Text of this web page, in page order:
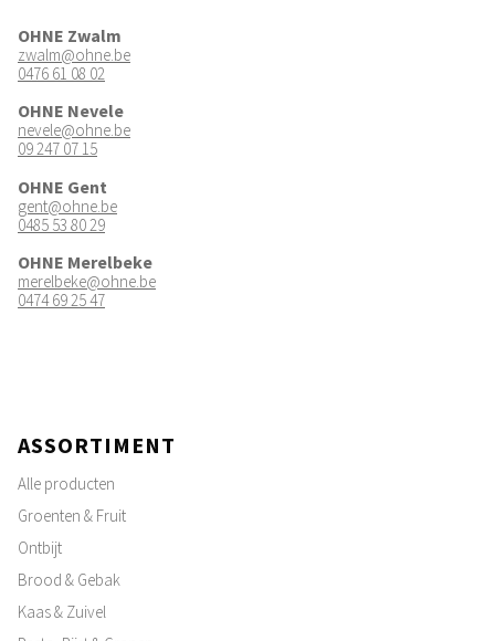
OHNE Zwalm
zwalm@ohne.be
0476 61 08 02
OHNE Nevele
nevele@ohne.be
09 247 07 15
OHNE Gent
gent@ohne.be
0485 53 80 29
OHNE Merelbeke
merelbeke@ohne.be
0474 69 25 47
ASSORTIMENT
Alle producten
Groenten & Fruit
Ontbijt
Brood & Gebak
Kaas & Zuivel